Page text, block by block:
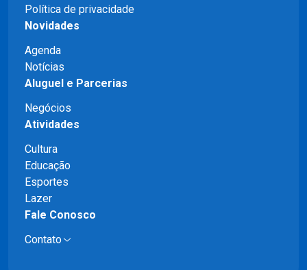
Política de privacidade
Novidades
Agenda
Notícias
Aluguel e Parcerias
Negócios
Atividades
Cultura
Educação
Esportes
Lazer
Fale Conosco
Contato